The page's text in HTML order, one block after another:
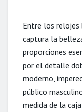
Entre los relojes
captura la
proporciones
por el detalle
moderno,
público
medida de la